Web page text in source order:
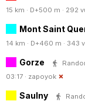
15 km · D+500 m · 292
Mont Saint
14 km · D+460 m · 343
Gorze
03:17 · zapoyok
Saulny